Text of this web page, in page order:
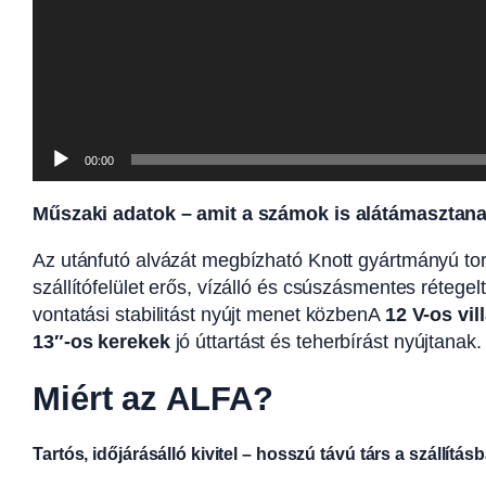
00:00
Műszaki adatok – amit a számok is
Az utánfutó alvázát megbízható Knott gyártmányú
szállítófelület erős, vízálló és csúszásmentes
vontatási stabilitást nyújt menet közbenA 12 V-os
13″-os kerekekjó úttartást és teherbírást nyújtanak.
Miért az ALFA?
Tartós, időjárásálló kivitel – hosszú távú társ a